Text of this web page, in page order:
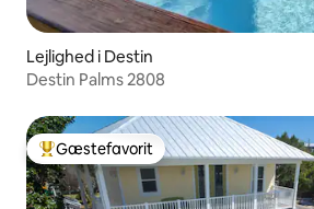
Lejlighed i Destin
Destin Palms 2808
Bedste gæstefavorit
Gæstefavorit